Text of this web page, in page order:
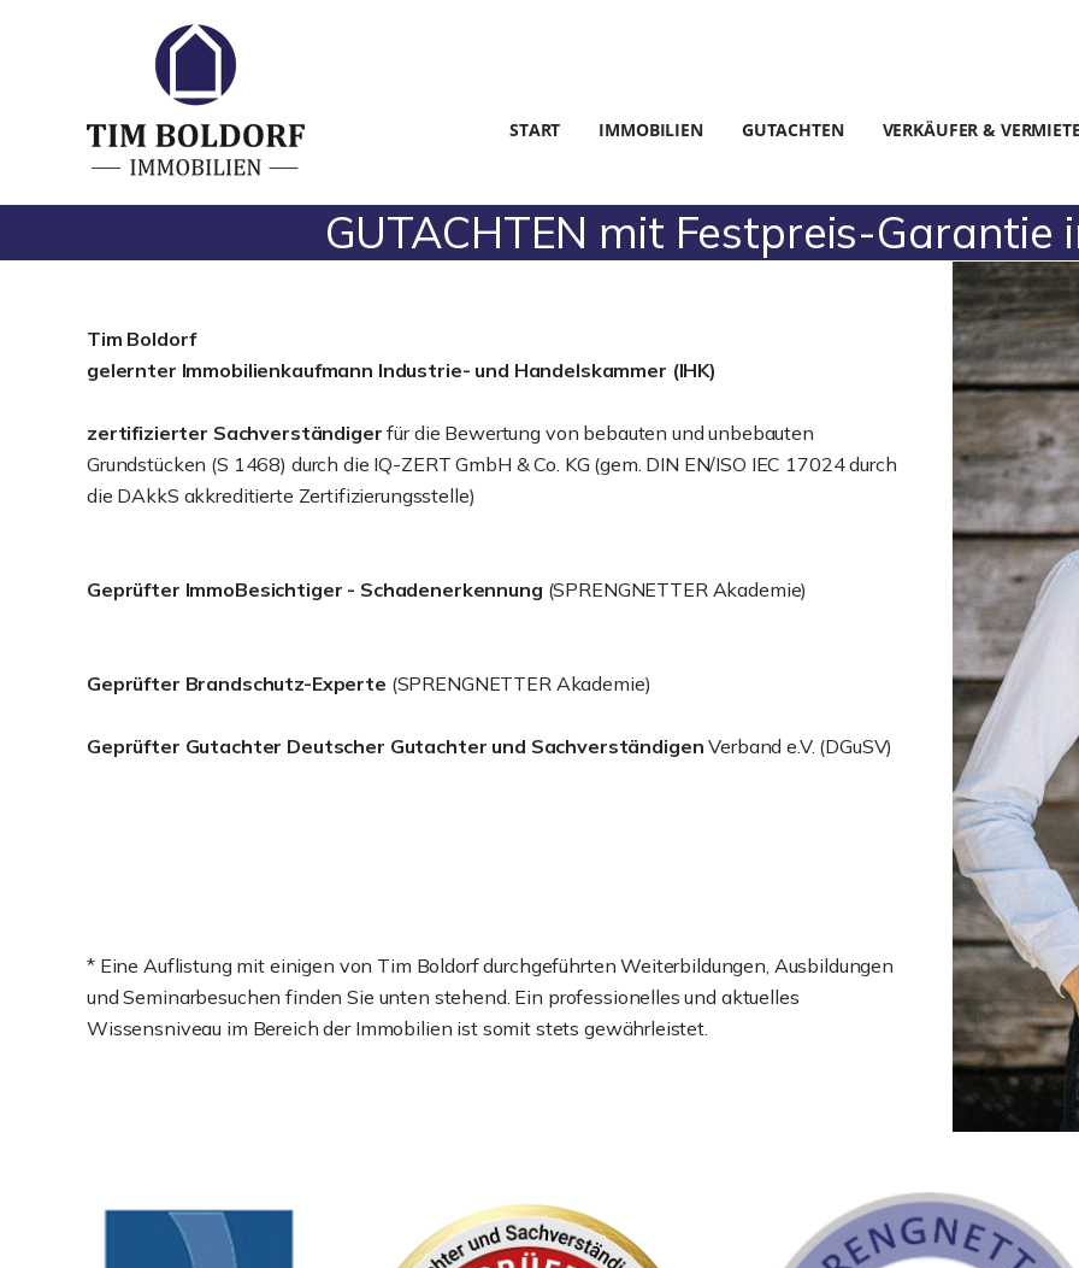
START IMMOBILIEN GUTACHTEN VERKÄUFER &
GUTACHTEN mit Festpreis-Garantie
Tim Boldorf
gelernter Immobilienkaufmann Industrie- und Handelskammer (IHK)
zertifizierter Sachverständiger für die Bewertung von bebauten und unbebauten
Grundstücken (S 1468) durch die IQ-ZERT GmbH & Co. KG (gem. DIN EN/ISO IEC 17024 durch
die DAkkS akkreditierte Zertifizierungsstelle)
Geprüfter ImmoBesichtiger - Schadenerkennung (SPRENGNETTER Akademie)
Geprüfter Brandschutz-Experte (SPRENGNETTER Akademie)
Geprüfter Gutachter Deutscher Gutachter und Sachverständigen Verband e.V. (DGuSV)
* Eine Auflistung mit einigen von Tim Boldorf durchgeführten Weiterbildungen, Ausbildungen
und Seminarbesuchen finden Sie unten stehend. Ein professionelles und aktuelles
Wissensniveau im Bereich der Immobilien ist somit stets gewährleistet.